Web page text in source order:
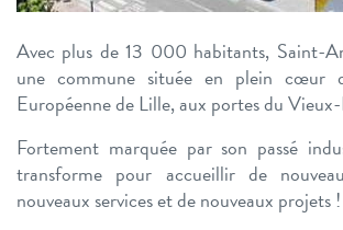
Avec plus de 13 000 habitants, Saint-
une commune située en plein cœur
Européenne de Lille, aux portes du
Fortement marquée par son passé
transforme pour accueillir de
nouveaux services et de nouveaux projets !